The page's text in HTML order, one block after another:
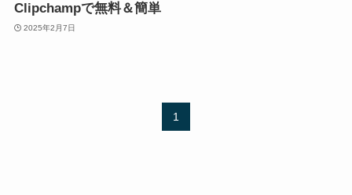
Clipchampで無料＆簡単
2025年2月7日
1